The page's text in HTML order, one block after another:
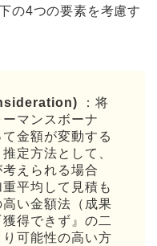
の4つの要素を考慮す
：将
マンスボーナ
金額が変動する
定方法として、
えられる場合
平均して見積も
い金額法（成果
得できず』の二
可能性の高い方